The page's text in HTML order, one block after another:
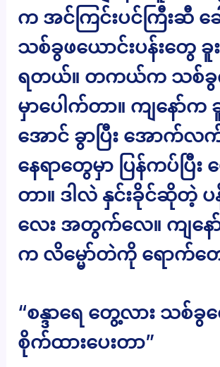
က အင်ကြင်းပင်ကြီးဆီ ခေ
သစ်ခွဖယောင်းပန်းတွေ
ရတယ်။ တကယ်က သစ်ခွ
မှာပေါက်တာ။ ကျနော်က
အောင် ခွာပြီး အောက်
နေရာတွေမှာ ပြန်ကပ်ပြီး
တာ။ ဒါလဲ နှင်းခိုင်ဆိုတဲ့
လေး အတွက်လေ။ ကျနေ
က လိမ္မော်တဲကို ရောက်တ
“စန္ဒာရေ တွေ့လား သစ်
စိုက်ထားပေးတာ”